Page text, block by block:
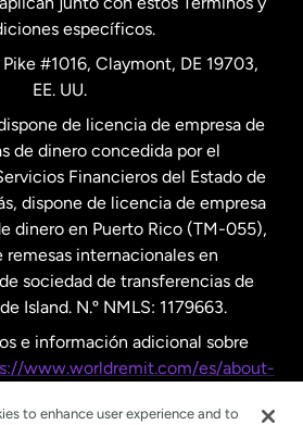
específicos.
#1016, Claymont, DE 19703,
EE. UU.
de licencia de empresa de
de dinero concedida por el
Financieros del Estado de
dispone de licencia de empresa
dinero en Puerto Rico (TM-055),
remesas internacionales en
sociedad de transferencias de
Island. N.º NMLS: 1179663.
e información adicional sobre
www.worldremit.com/es/about-
to enhance user experience and to